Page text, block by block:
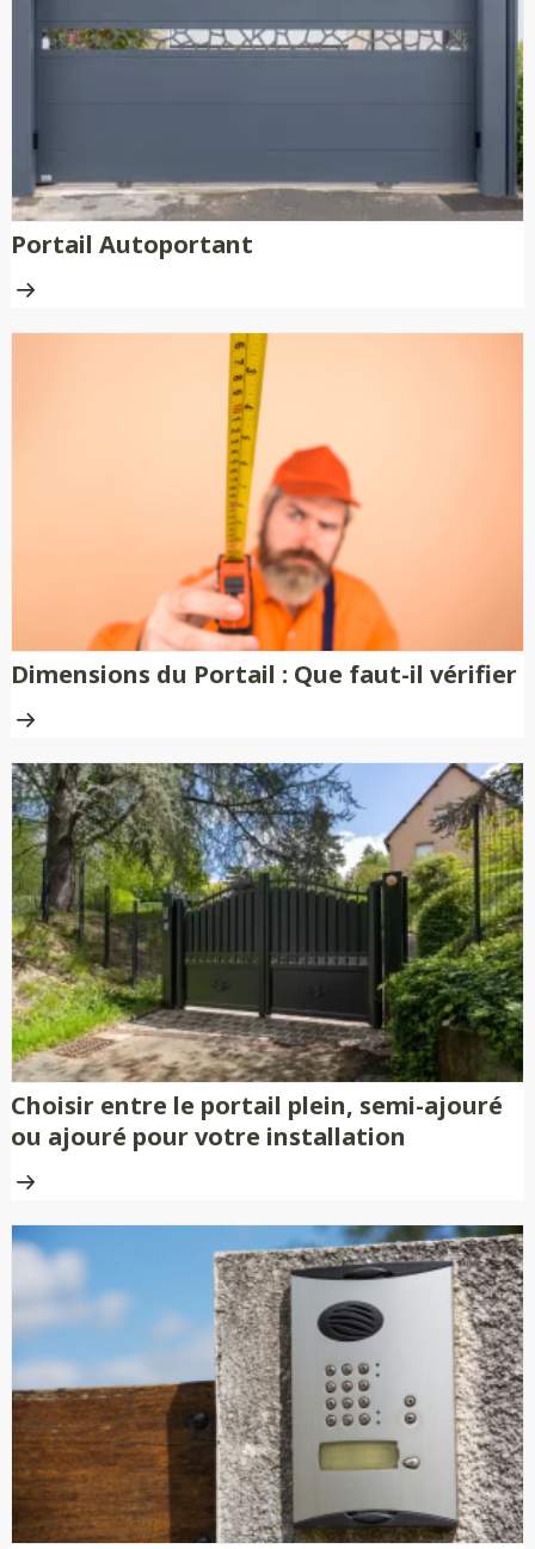
traitement anti-rouille.
Portail Autoportant
Dimensions du Portail : Que faut-il vérifier
Choisir entre le portail plein, semi-ajouré
ou ajouré pour votre installation